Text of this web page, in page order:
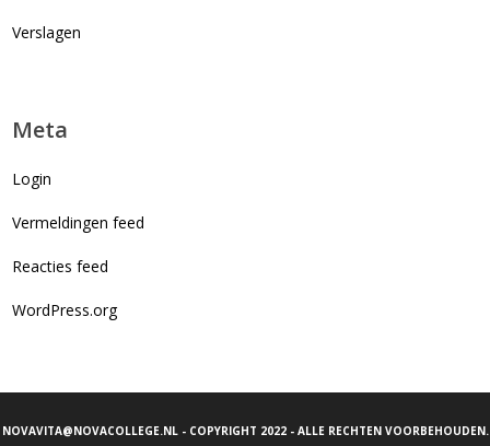
Verslagen
Meta
Login
Vermeldingen feed
Reacties feed
WordPress.org
NOVAVITA@NOVACOLLEGE.NL- COPYRIGHT 2022 - ALLE RECHTEN VOORBEHOUDEN.